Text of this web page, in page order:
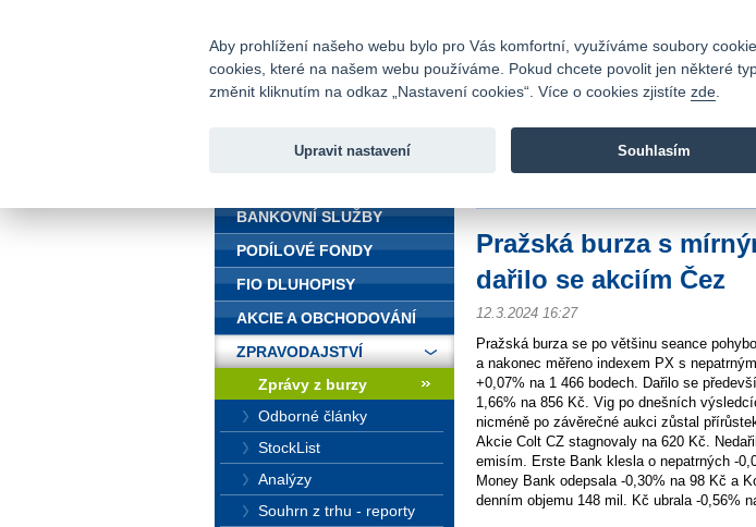
Fio banka
Fio banka je moderní
Pražská burza s
dařilo se akciím Čez
12.3.2024 16:27
Pražská burza se po většinu seance
a nakonec měřeno indexem PX s
+0,07% na 1 466 bodech. Dařilo se
1,66% na 856 Kč. Vig po dnešních
nicméně po závěrečné aukci zůstal
Akcie Colt CZ stagnovaly na 620 Kč.
emisím. Erste Bank klesla o nepatrných -
Money Bank odepsala -0,30% na 98 Kč a
denním objemu 148 mil. Kč ubrala -0,56%
BANKOVNÍ SLUŽBY
PODÍLOVÉ FONDY
FIO DLUHOPISY
AKCIE A OBCHODOVÁNÍ
ZPRAVODAJSTVÍ
Zprávy z burzy
Odborné články
StockList
Analýzy
Souhrn z trhu - reporty
Aby prohlížení našeho webu bylo pro Vás komfortní, využíváme soubory
cookies, které na našem webu používáme. Pokud chcete povolit jen některé
změnit kliknutím na odkaz „Nastavení cookies“. Více o cookies zjistíte zde
Upravit nastavení Souhlasím